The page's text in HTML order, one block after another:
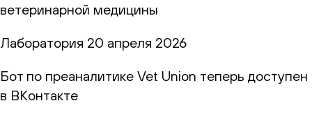
ветеринарной медицины
Лаборатория 20 апреля 2026
Бот по преаналитике Vet Union теперь доступен
в ВКонтакте